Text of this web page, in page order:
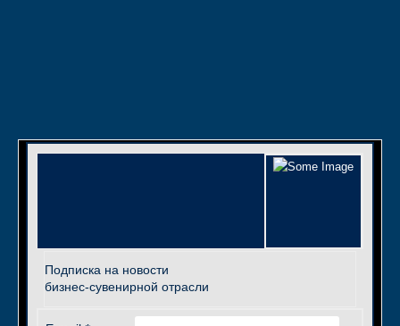
Подписка на новости
бизнес-сувенирной отрасли